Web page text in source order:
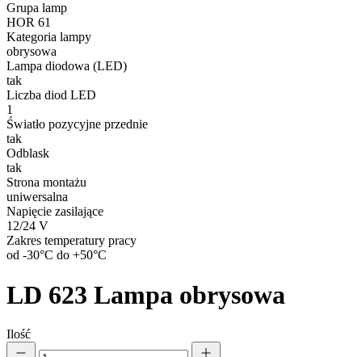
Grupa lamp
HOR 61
Kategoria lampy
obrysowa
Lampa diodowa (LED)
tak
Liczba diod LED
1
Światło pozycyjne przednie
tak
Odblask
tak
Strona montażu
uniwersalna
Napięcie zasilające
12/24 V
Zakres temperatury pracy
od -30°C do +50°C
LD 623 Lampa obrysowa
Ilość